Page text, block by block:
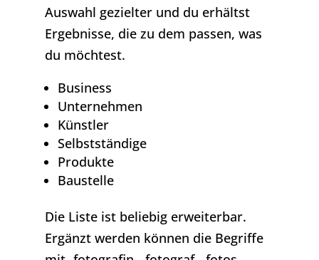
Auswahl gezielter und du erhältst
Ergebnisse, die zu dem passen, was
du möchtest.
Business
Unternehmen
Künstler
Selbstständige
Produkte
Baustelle
Die Liste ist beliebig erweiterbar.
Ergänzt werden können die Begriffe